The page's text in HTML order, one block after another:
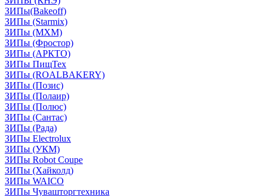
ЗИПы(Bakeoff)
ЗИПы (Starmix)
ЗИПы (МХМ)
ЗИПы (Фростор)
ЗИПы (АРКТО)
ЗИПы ПищТех
ЗИПы (ROALBAKERY)
ЗИПы (Позис)
ЗИПы (Полаир)
ЗИПы (Полюс)
ЗИПы (Сантас)
ЗИПы (Рада)
ЗИПы Electrolux
ЗИПы (УКМ)
ЗИПы Robot Coupe
ЗИПы (Хайколд)
ЗИПы WAICO
ЗИПы Чувашторгтехника